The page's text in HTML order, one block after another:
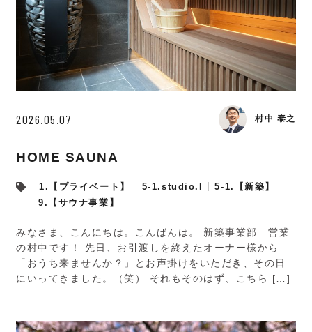
2026.05.07 村中 泰之
HOME SAUNA
1.【プライベート】 5-1.studio.I
5-1.【新築】
9.【サウナ事業】
みなさま、こんにちは。こんばんは。 新築事業部 営業
の村中です！ 先日、お引渡しを終えたオーナー様から
「おうち来ませんか？」とお声掛けをいただき、その日
にいってきました。（笑） それもそのはず、こちら […]